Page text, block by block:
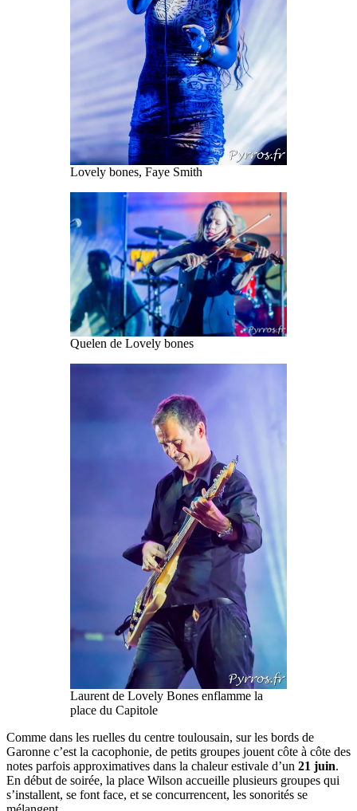
Lovely bones, Faye Smith
Quelen de Lovely bones
Laurent de Lovely Bones enflamme la
place du Capitole
Comme dans les ruelles du centre toulousain, sur les bords de
Garonne c’est la cacophonie, de petits groupes jouent côte à côte des
notes parfois approximatives dans la chaleur estivale d’un 21 juin.
En début de soirée, la place Wilson accueille plusieurs groupes qui
s’installent, se font face, et se concurrencent, les sonorités se